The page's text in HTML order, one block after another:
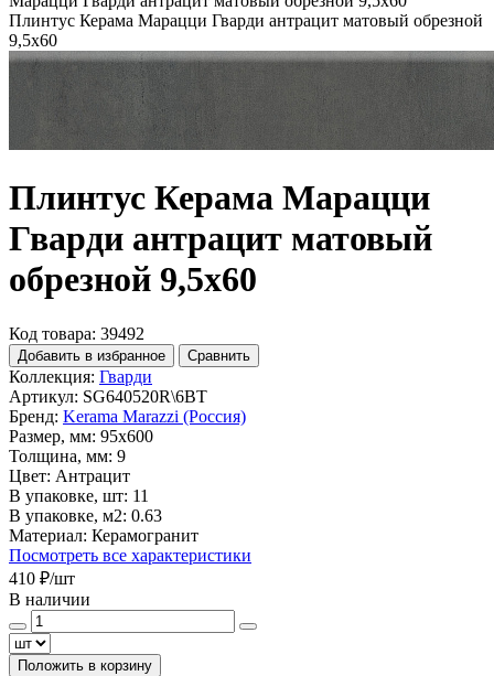
Плинтус Керама Марацци Гварди антрацит матовый обрезной
9,5x60
Плинтус Керама Марацци
Гварди антрацит матовый
обрезной 9,5x60
Код товара: 39492
Добавить в избранное Сравнить
Коллекция: Гварди
Артикул: SG640520R\6BT
Бренд: Kerama Marazzi (Россия)
Размер, мм: 95x600
Толщина, мм: 9
Цвет: Антрацит
В упаковке, шт: 11
В упаковке, м2: 0.63
Материал: Керамогранит
Посмотреть все характеристики
410 ₽/шт
В наличии
Положить в корзину